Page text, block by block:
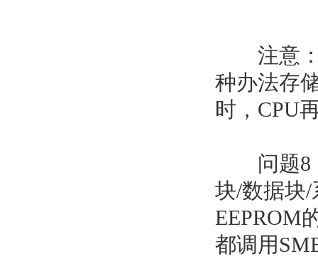
注意：
种办法存
时，CPU
问题8：
块/数据块/
EEPROM
都调用